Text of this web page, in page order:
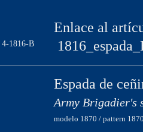
4-1816-B
Enlace al
Espada de
Army Brigadier's
modelo 1870 / pattern 1870